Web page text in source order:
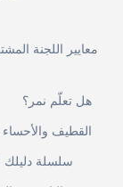
معايير اللجنة
هل تعلّم نمر؟
القطيف
سلسلة دليلك